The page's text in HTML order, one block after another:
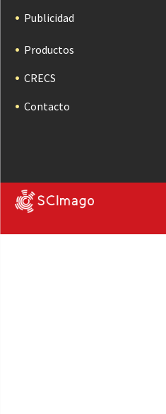
Publicidad
Productos
CRECS
Contacto